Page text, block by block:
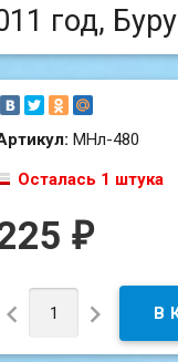
год,
МНл-480
Осталась 1 штука
₽
 